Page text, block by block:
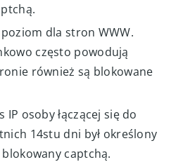
dla stron WWW.
często powodują
również są blokowane
IP osoby łączącej się do
14stu dni był określony
captchą.